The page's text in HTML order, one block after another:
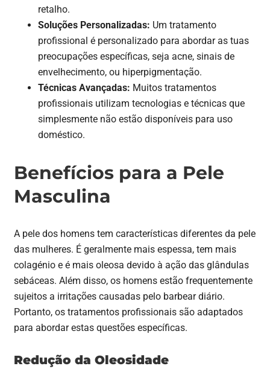
retalho.
Soluções Personalizadas: Um tratamento
profissional é personalizado para abordar as tuas
preocupações específicas, seja acne, sinais de
envelhecimento, ou hiperpigmentação.
Técnicas Avançadas: Muitos tratamentos
profissionais utilizam tecnologias e técnicas que
simplesmente não estão disponíveis para uso
doméstico.
Benefícios para a Pele
Masculina
A pele dos homens tem características diferentes da pele
das mulheres. É geralmente mais espessa, tem mais
colagénio e é mais oleosa devido à ação das glândulas
sebáceas. Além disso, os homens estão frequentemente
sujeitos a irritações causadas pelo barbear diário.
Portanto, os tratamentos profissionais são adaptados
para abordar estas questões específicas.
Redução da Oleosidade